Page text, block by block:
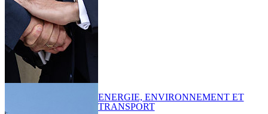
ENERGIE, ENVIRONNEMENT ET
TRANSPORT